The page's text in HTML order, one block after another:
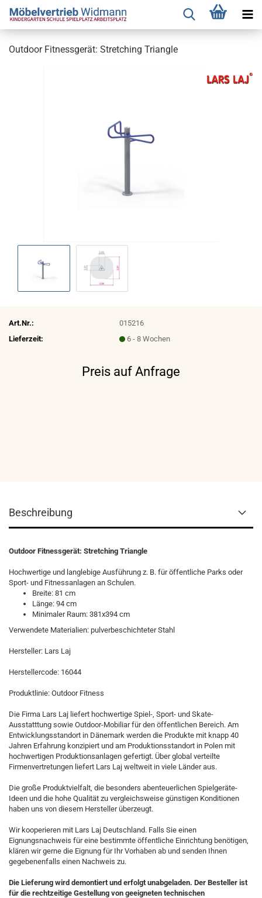
Outdoor Fitnessgerät: Stretching Triangle
Art.Nr.:
015216
Lieferzeit:
6 - 8 Wochen
Preis auf Anfrage
Beschreibung
Outdoor Fitnessgerät: Stretching Triangle
Hochwertige und langlebige Ausführung z. B. für öffentliche Parks oder
Sport- und Fitnessanlagen an Schulen.
Breite: 81 cm
Länge: 94 cm
Minimaler Raum: 381x394 cm
Verwendete Materialien: pulverbeschichteter Stahl
Hersteller: Lars Laj
Herstellercode: 16044
Produktlinie: Outdoor Fitness
Die Firma Lars Laj liefert hochwertige Spiel-, Sport- und Skate-
Ausstatttung sowie Outdoor-Mobiliar für den öffentlichen Bereich. Am
Entwicklungsstandort in Dänemark werden die Produkte mit knapp 40
Jahren Erfahrung konzipiert und am Produktionsstandort in Polen mit
hochwertigen Produktionsanlagen gefertigt. Über global verteilte
Firmenvertretungen liefert Lars Laj weltweit in viele Länder aus.
Die große Produktvielfalt, die besonders abenteuerlichen Spielgeräte-
Ideen und die hohe Qualität zu vergleichsweise günstigen Konditionen
haben uns von diesem Hersteller überzeugt.
Wir kooperieren mit Lars Laj Deutschland. Falls Sie einen
Eignungsnachweis für eine bestimmte öffentliche Einrichtung benötigen,
klären wir gerne die Eignung für Ihr Vorhaben ab und senden Ihnen
gegebenenfalls einen Nachweis zu.
Die Lieferung wird demontiert und erfolgt unabgeladen. Der Besteller ist
für die rechtzeitige Gestellung von geeigneten technischen